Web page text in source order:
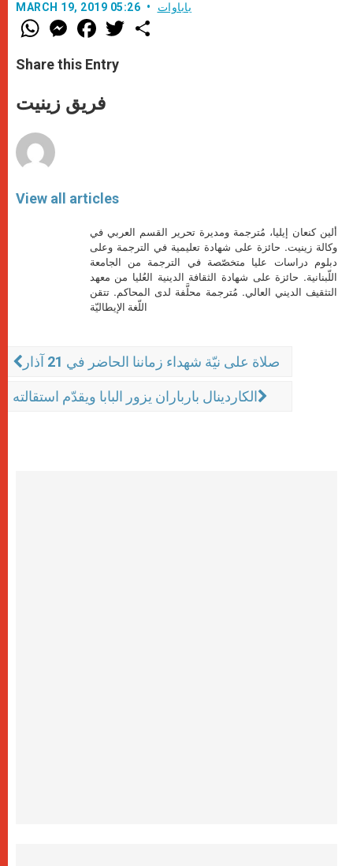
MARCH 19, 2019 05:26 باباوات
W
h
t
s
p
p
M
e
s
e
g
e
F
a
e
b
o
k
w
Share this Entry
فريق زينيت
View all articles
ألين كنعان إيليا، مُترجمة ومديرة تحرير القسم العربي في
وكالة زينيت. حائزة على شهادة تعليمية في الترجمة وعلى
دبلوم دراسات عليا متخصّصة في الترجمة من الجامعة
اللّبنانية. حائزة على شهادة الثقافة الدينية العُليا من معهد
التثقيف الديني العالي. مُترجمة محلَّفة لدى المحاكم. تتقن
اللّغة الإيطاليّة
صلاة على نيّة شهداء زماننا الحاضر في 21 آذار
الكاردينال بارباران يزور البابا ويقدّم استقالته